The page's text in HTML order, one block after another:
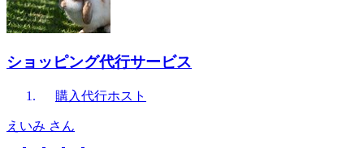
ショッピング代行サービス
購入代行ホスト
えいみ さん